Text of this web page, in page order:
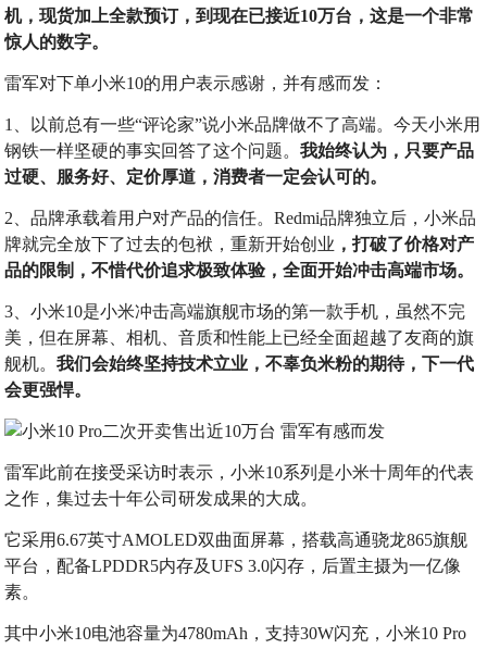
机，现货加上全款预订，到现在已接近10万台，这是一个非常
惊人的数字。
雷军对下单小米10的用户表示感谢，并有感而发：
1、以前总有一些“评论家”说小米品牌做不了高端。今天小米用
钢铁一样坚硬的事实回答了这个问题。我始终认为，只要产品
过硬、服务好、定价厚道，消费者一定会认可的。
2、品牌承载着用户对产品的信任。Redmi品牌独立后，小米品
牌就完全放下了过去的包袱，重新开始创业 ，打破了价格对产
品的限制，不惜代价追求极致体验，全面开始冲击高端市场。
3、小米10是小米冲击高端旗舰市场的第一款手机，虽然不完
美，但在屏幕、相机、音质和性能上已经全面超越了友商的旗
舰机。我们会始终坚持技术立业，不辜负米粉的期待，下一代
会更强悍。
雷军此前在接受采访时表示，小米10系列是小米十周年的代表
之作，集过去十年公司研发成果的大成。
它采用6.67英寸AMOLED双曲面屏幕，搭载高通骁龙865旗舰
平台，配备LPDDR5内存及UFS 3.0闪存，后置主摄为一亿像
素。
其中小米10电池容量为4780mAh，支持30W闪充，小米10 Pro